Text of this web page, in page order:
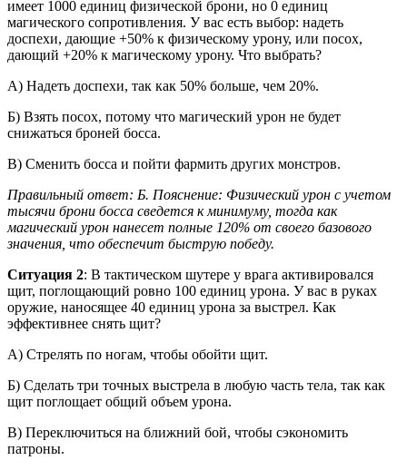
имеет 1000 единиц физической брони, но 0 единиц
магического сопротивления. У вас есть выбор: надеть
доспехи, дающие +50% к физическому урону, или посох,
дающий +20% к магическому урону. Что выбрать?
А) Надеть доспехи, так как 50% больше, чем 20%.
Б) Взять посох, потому что магический урон не будет
снижаться броней босса.
В) Сменить босса и пойти фармить других монстров.
Правильный ответ: Б. Пояснение: Физический урон с учетом
тысячи брони босса сведется к минимуму, тогда как
магический урон нанесет полные 120% от своего базового
значения, что обеспечит быструю победу.
Ситуация 2: В тактическом шутере у врага активировался
щит, поглощающий ровно 100 единиц урона. У вас в руках
оружие, наносящее 40 единиц урона за выстрел. Как
эффективнее снять щит?
А) Стрелять по ногам, чтобы обойти щит.
Б) Сделать три точных выстрела в любую часть тела, так как
щит поглощает общий объем урона.
В) Переключиться на ближний бой, чтобы сэкономить
патроны.